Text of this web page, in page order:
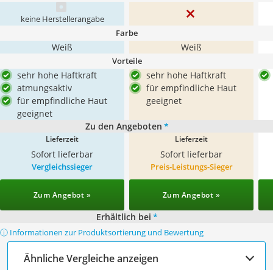
keine Herstellerangabe
Farbe
Weiß Weiß
Vorteile
sehr hohe Haftkraft
atmungsaktiv
für empfindliche Haut
geeignet
sehr hohe Haftkraft
für empfindliche Haut
geeignet
Zu den Angeboten *
Lieferzeit
Sofort lieferbar
Lieferzeit
Sofort lieferbar
Vergleichssieger
Zum Angebot »
Preis-Leistungs-Sieger
Zum Angebot »
Erhältlich bei *
ⓘ Informationen zur Produktsortierung und Bewertung
Ähnliche Vergleiche anzeigen